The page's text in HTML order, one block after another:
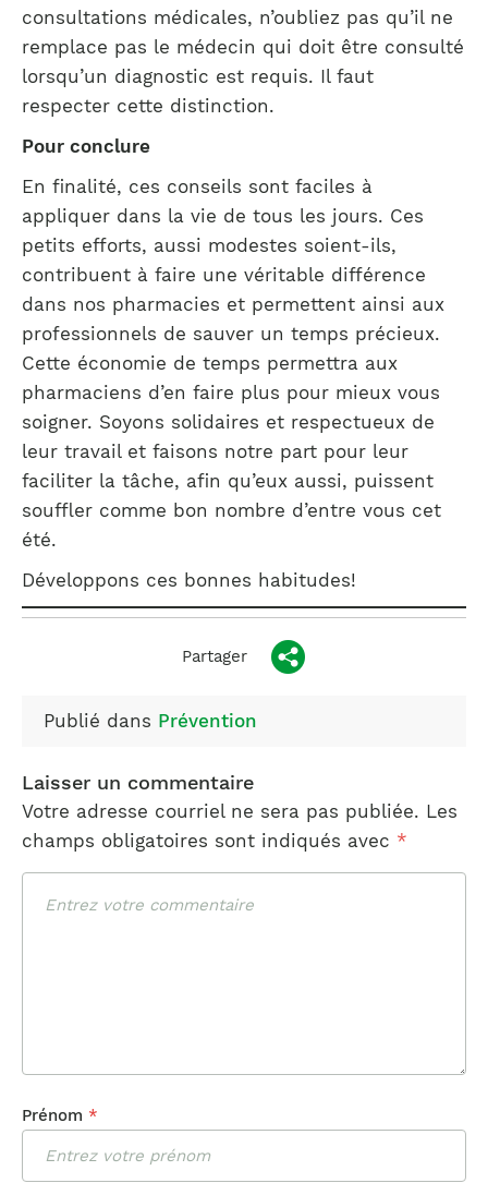
consultations médicales, n’oubliez pas qu’il ne
remplace pas le médecin qui doit être consulté
lorsqu’un diagnostic est requis. Il faut
respecter cette distinction.
Pour conclure
En finalité, ces conseils sont faciles à
appliquer dans la vie de tous les jours. Ces
petits efforts, aussi modestes soient-ils,
contribuent à faire une véritable différence
dans nos pharmacies et permettent ainsi aux
professionnels de sauver un temps précieux.
Cette économie de temps permettra aux
pharmaciens d’en faire plus pour mieux vous
soigner. Soyons solidaires et respectueux de
leur travail et faisons notre part pour leur
faciliter la tâche, afin qu’eux aussi, puissent
souffler comme bon nombre d’entre vous cet
été.
Développons ces bonnes habitudes!
Partager
Publié dans Prévention
Laisser un commentaire
Votre adresse courriel ne sera pas publiée. Les
champs obligatoires sont indiqués avec *
Prénom *